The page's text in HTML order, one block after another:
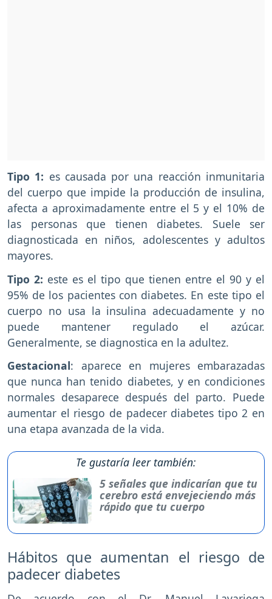
Tipo 1: es causada por una reacción inmunitaria
del cuerpo que impide la producción de insulina,
afecta a aproximadamente entre el 5 y el 10% de
las personas que tienen diabetes. Suele ser
diagnosticada en niños, adolescentes y adultos
mayores.
Tipo 2: este es el tipo que tienen entre el 90 y el
95% de los pacientes con diabetes. En este tipo el
cuerpo no usa la insulina adecuadamente y no
puede mantener regulado el azúcar.
Generalmente, se diagnostica en la adultez.
Gestacional: aparece en mujeres embarazadas
que nunca han tenido diabetes, y en condiciones
normales desaparece después del parto. Puede
aumentar el riesgo de padecer diabetes tipo 2 en
una etapa avanzada de la vida.
Te gustaría leer también:
5 señales que indicarían que tu
cerebro está envejeciendo más
rápido que tu cuerpo
Hábitos que aumentan el riesgo de
padecer diabetes